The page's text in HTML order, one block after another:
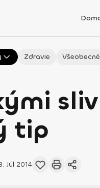
Zdravie Všeobecné
tip
Júl 2014